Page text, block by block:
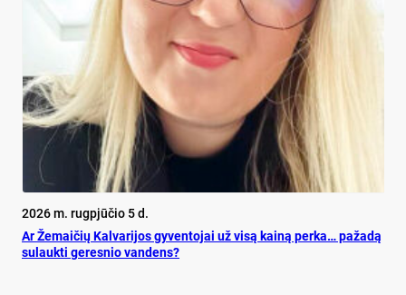
2026 m. rugpjūčio 5 d.
Ar Že­mai­čių Kal­va­ri­jos gy­ven­to­jai už vi­są kai­ną per­ka… pa­ža­dą
su­lauk­ti ge­res­nio van­dens?